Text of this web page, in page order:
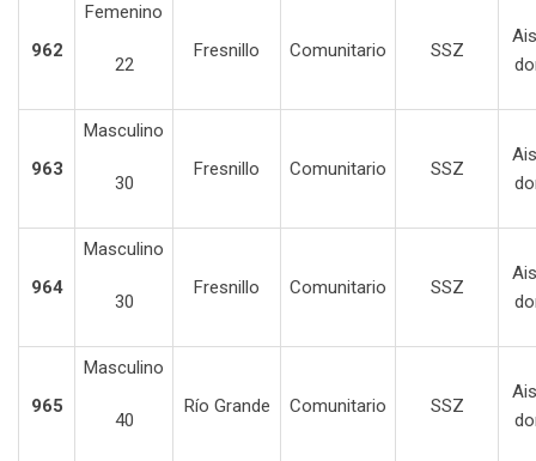
962
Femenino
22
Fresnillo Comunitario SSZ
963
Masculino
30
Fresnillo Comunitario SSZ
964
Masculino
30
Fresnillo Comunitario SSZ
965
Masculino
40
Río Grande Comunitario SSZ